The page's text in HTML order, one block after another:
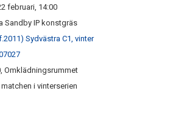
februari, 14:00
Sandby IP konstgräs
Sydvästra C1, vinter
Omklädningsrummet
i vinterserien